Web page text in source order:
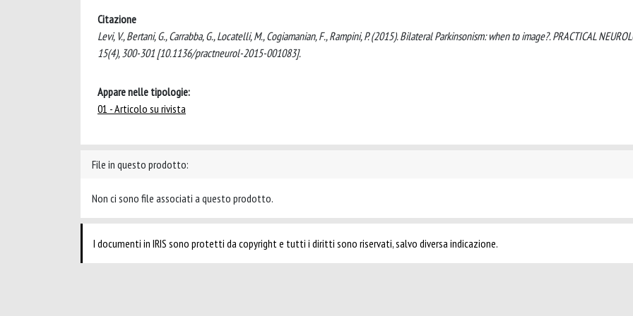
Citazione
Levi, V., Bertani, G., Carrabba, G., Locatelli, M., Cogiamanian, F., Rampini, P. (2015). Bilateral Parkinsonism: when to image?. PRACTICAL
15(4), 300-301 [10.1136/practneurol-2015-001083].
Appare nelle tipologie:
01 - Articolo su rivista
File in questo prodotto:
Non ci sono file associati a questo prodotto.
I documenti in IRIS sono protetti da copyright e tutti i diritti sono riservati, salvo diversa indicazione.